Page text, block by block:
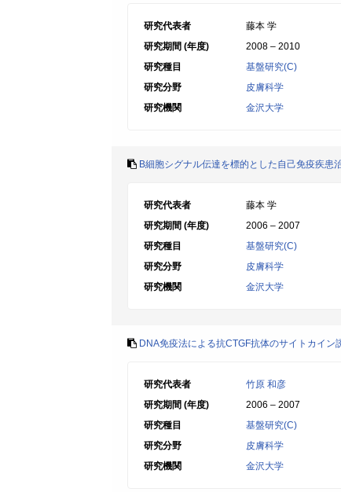
研究代表者
藤本 学
研究期間 (年度)
2008 – 2010
研究種目
基盤研究(C)
研究分野
皮膚科学
研究機関
金沢大学
B細胞シグナル伝達を標的とした自己免疫疾患
研究代表者
藤本 学
研究期間 (年度)
2006 – 2007
研究種目
基盤研究(C)
研究分野
皮膚科学
研究機関
金沢大学
DNA免疫法による抗CTGF抗体のサイトカイン
研究代表者
竹原 和彦
研究期間 (年度)
2006 – 2007
研究種目
基盤研究(C)
研究分野
皮膚科学
研究機関
金沢大学